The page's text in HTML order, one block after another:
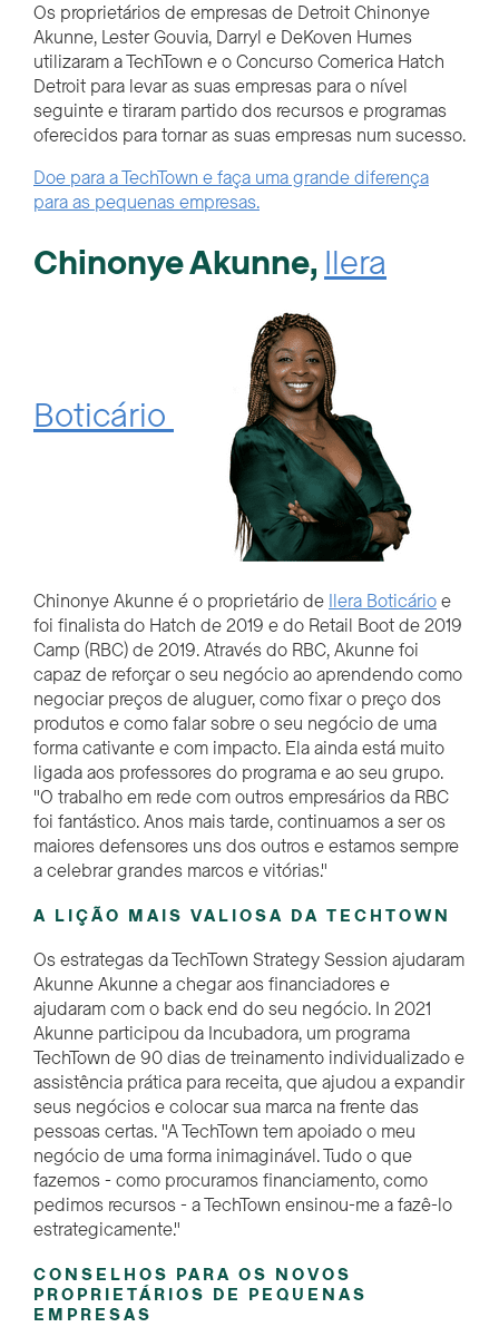
Os proprietários de empresas de Detroit Chinonye
Akunne, Lester Gouvia, Darryl e DeKoven Humes
utilizaram a TechTown e o Concurso Comerica Hatch
Detroit para levar as suas empresas para o nível
seguinte e tiraram partido dos recursos e programas
oferecidos para tornar as suas empresas num sucesso.
Doe para a TechTown e faça uma grande diferença
para as pequenas empresas.
ChinonyeAkunne, Ilera
Boticário
ChinonyeAkunneé o proprietário de Ilera Boticárioe
foi finalista do Hatch de 2019 e do Retail Boot de 2019
Camp (RBC) de 2019.Através do RBC,Akunnefoi
capaz de reforçar o seu negócioaoaprendendocomo
negociar preços de aluguer, como fixar o preço dos
produtos e como falar sobre o seu negóciode uma
forma cativante e com impacto. Ela ainda está muito
ligada aos professores do programa e ao seu grupo.
"O trabalho em rede com outros empresários da RBC
foi fantástico. Anos mais tarde, continuamos a ser os
maiores defensores uns dos outros e estamos sempre
a celebrar grandes marcos e vitórias."
A LIÇÃO MAIS VALIOSA DA TECHTOWN
Os estrategas da TechTown Strategy Session ajudaram
AkunneAkunne a chegar aos financiadores e
ajudaramcom o back end do seu negócio. In 2021
Akunne participou da Incubadora, um programa
TechTown de 90 dias de treinamento individualizado e
assistência prática para receita, que ajudou a expandir
seus negócios e colocar sua marca na frente das
pessoas certas. "A TechTown tem apoiado o meu
negócio de uma forma inimaginável. Tudo o que
fazemos - como procuramos financiamento, como
pedimos recursos - a TechTown ensinou-me a fazê-lo
estrategicamente."
CONSELHOS PARA OS NOVOS
PROPRIETÁRIOS DE PEQUENAS
EMPRESAS